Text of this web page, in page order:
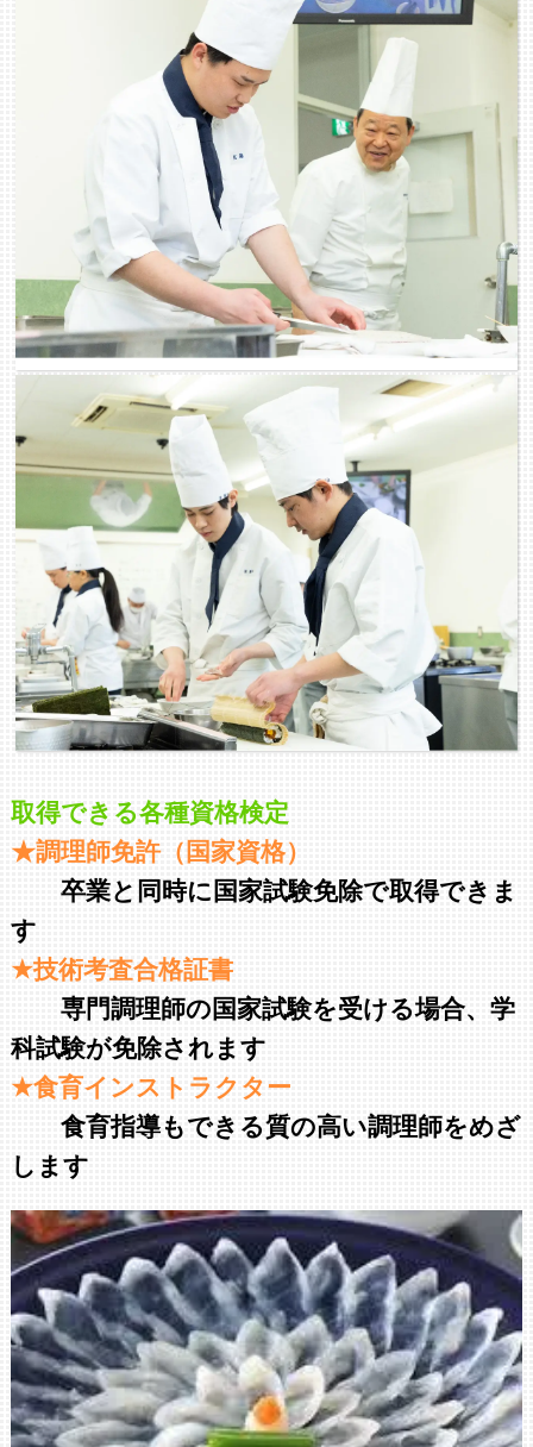
取得できる各種資格検定
★調理師免許（国家資格）
卒業と同時に国家試験免除で取得できま
す
★技術考査合格証書
専門調理師の国家試験を受ける場合、学
科試験が免除されます
★食育インストラクター
食育指導もできる質の高い調理師をめざ
します